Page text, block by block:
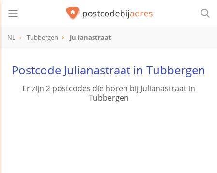
NL Tubbergen Julianastraat
Postcode Julianastraat in Tubbergen
Er zijn 2 postcodes die horen bij Julianastraat in
Tubbergen